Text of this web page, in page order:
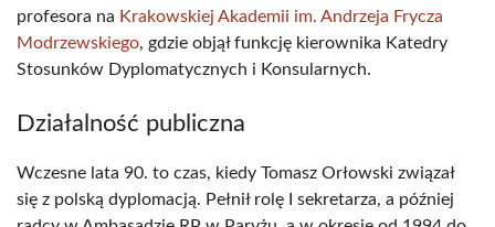
profesora na Krakowskiej Akademii im. Andrzeja Frycza
Modrzewskiego, gdzie objął funkcję kierownika Katedry
Stosunków Dyplomatycznych i Konsularnych.
Działalność publiczna
Wczesne lata 90. to czas, kiedy Tomasz Orłowski związał
się z polską dyplomacją. Pełnił rolę I sekretarza, a później